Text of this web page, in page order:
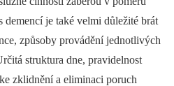
je také velmi důležité brát
způsoby provádění jednotlivých
struktura dne, pravidelnost
zklidnění a eliminaci poruch